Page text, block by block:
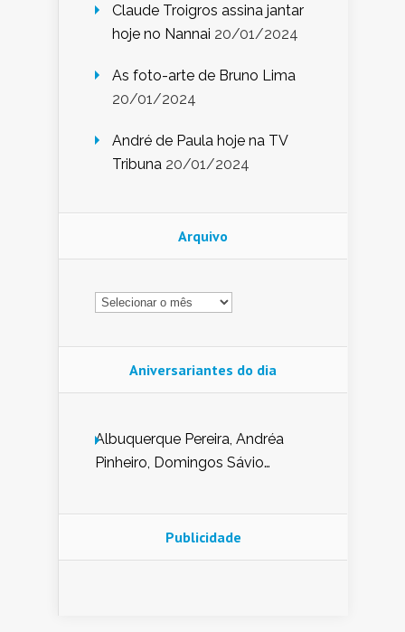
Claude Troigros assina jantar
hoje no Nannai 20/01/2024
As foto-arte de Bruno Lima
20/01/2024
André de Paula hoje na TV
Tribuna 20/01/2024
Arquivo
Arquivo
Aniversariantes do dia
Albuquerque Pereira, Andréa
Pinheiro, Domingos Sávio
Nunes de Sena, Fátima Peixoto,
Glória Pereira, Kátia Mesel,
Publicidade